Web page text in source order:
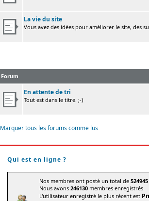
La vie du site
Vous avez des idées pour améliorer le site, des
Forum
En attente de tri
Tout est dans le titre. ;-)
Marquer tous les forums comme lus
Qui est en ligne ?
Nos membres ont posté un total de 524945
Nous avons 246130 membres enregistrés
L'utilisateur enregistré le plus récent est